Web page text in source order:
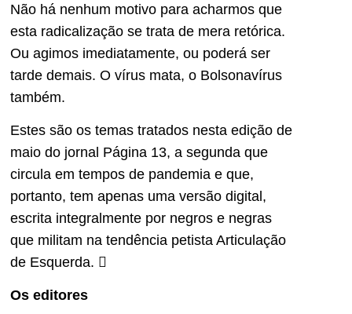
Não há nenhum motivo para acharmos que
esta radicalização se trata de mera retórica.
Ou agimos imediatamente, ou poderá ser
tarde demais. O vírus mata, o Bolsonavírus
também.
Estes são os temas tratados nesta edição de
maio do jornal Página 13, a segunda que
circula em tempos de pandemia e que,
portanto, tem apenas uma versão digital,
escrita integralmente por negros e negras
que militam na tendência petista Articulação
de Esquerda. 
Os editores